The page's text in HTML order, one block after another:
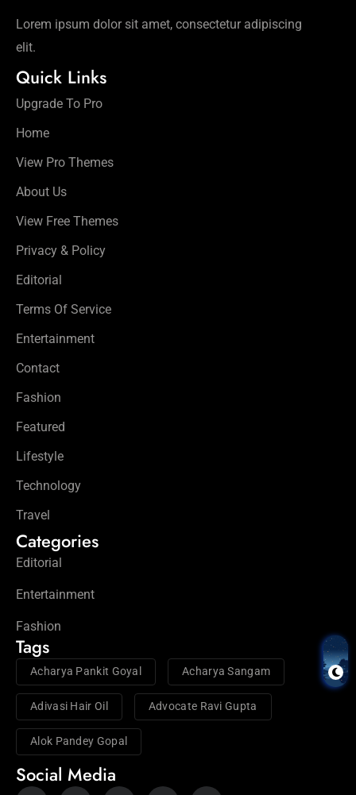
Lorem ipsum dolor sit amet, consectetur adipiscing
elit.
Quick Links
Upgrade To Pro
Home
View Pro Themes
About Us
View Free Themes
Privacy & Policy
Editorial
Terms Of Service
Entertainment
Contact
Fashion
Featured
Lifestyle
Technology
Travel
Categories
Editorial
Entertainment
Fashion
Tags
Acharya Pankit Goyal Acharya Sangam
Adivasi Hair Oil Advocate Ravi Gupta
Alok Pandey Gopal
Social Media